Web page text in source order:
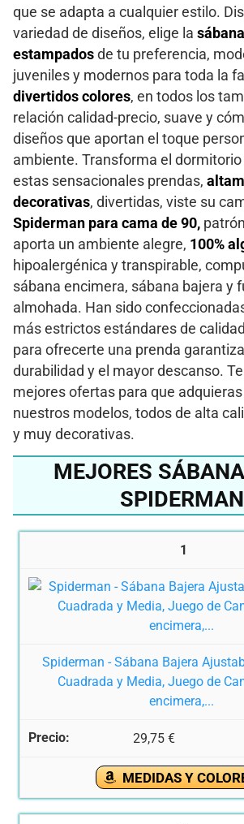
que se adapta a cualquier estilo.
variedad de diseños, elige la
estampados de tu preferencia,
juveniles y modernos para toda la
divertidos colores, en todos los
relación calidad-precio, suave y
diseños que aportan el toque
ambiente. Transforma el dormitorio
estas sensacionales prendas,
decorativas, divertidas, viste su
Spiderman para cama de 90,
aporta un ambiente alegre, 100%
hipoalergénica y transpirable,
sábana encimera, sábana bajera y
almohada. Han sido
más estrictos estándares de
para ofrecerte una prenda
durabilidad y el mayor descanso.
mejores ofertas para que
nuestros modelos, todos de alta
y muy decorativas.
MEJORES
SPIDERMAN
1
Spiderman - Sábana Bajera
Cuadrada y Media, Juego de
encimera,...
29,75 €
MEDIDAS Y